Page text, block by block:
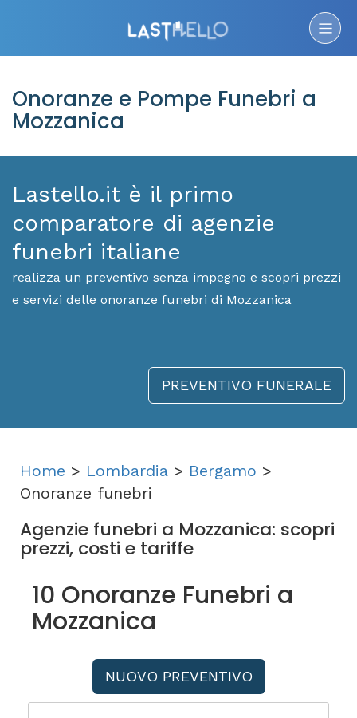
Onoranze e Pompe Funebri a
Mozzanica
Lastello.it è il primo
comparatore di agenzie
funebri italiane
realizza un preventivo senza impegno e scopri prezzi
e servizi delle onoranze funebri di Mozzanica
PREVENTIVO FUNERALE
Home > Lombardia > Bergamo >
Onoranze funebri
Agenzie funebri a Mozzanica: scopri
prezzi, costi e tariffe
10 Onoranze Funebri a
Mozzanica
NUOVO PREVENTIVO